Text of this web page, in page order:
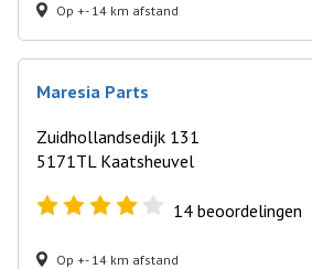
Op +- 14 km afstand
Maresia Parts
Zuidhollandsedijk 131
5171TL Kaatsheuvel
14 beoordelingen
Op +- 14 km afstand